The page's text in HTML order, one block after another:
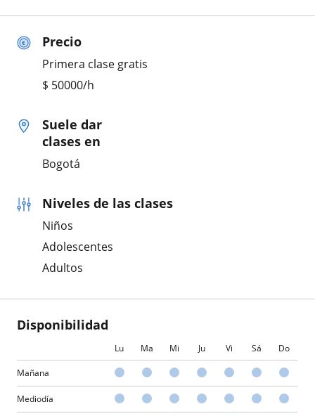
Precio
Primera clase gratis
$ 50000/h
Suele dar
clases en
Bogotá
Niveles de las clases
Niños
Adolescentes
Adultos
Disponibilidad
Lu Ma Mi Ju Vi Sá Do
Mañana
Mediodía